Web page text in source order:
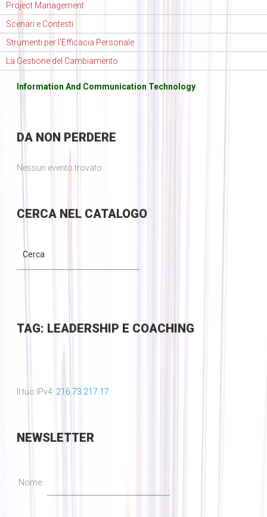
Project Management
Scenari e Contesti
Strumenti per l'Efficacia Personale
La Gestione del Cambiamento
Information And Communication Technology
DANON PERDERE
Nessun evento trovato
CERCANEL CATALOGO
TAG: LEADERSHIP E COACHING
Il tuo IPv4: 216.73.217.17
NEWSLETTER
Nome: